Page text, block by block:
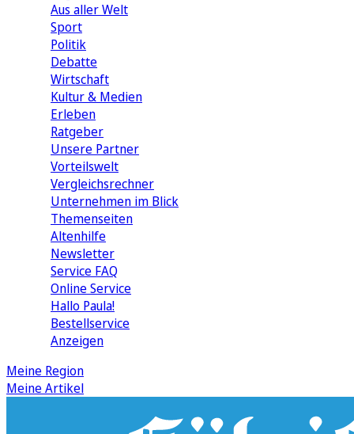
Aus aller Welt
Sport
Politik
Debatte
Wirtschaft
Kultur & Medien
Erleben
Ratgeber
Unsere Partner
Vorteilswelt
Vergleichsrechner
Unternehmen im Blick
Themenseiten
Altenhilfe
Newsletter
Service FAQ
Online Service
Hallo Paula!
Bestellservice
Anzeigen
Meine Region
Meine Artikel